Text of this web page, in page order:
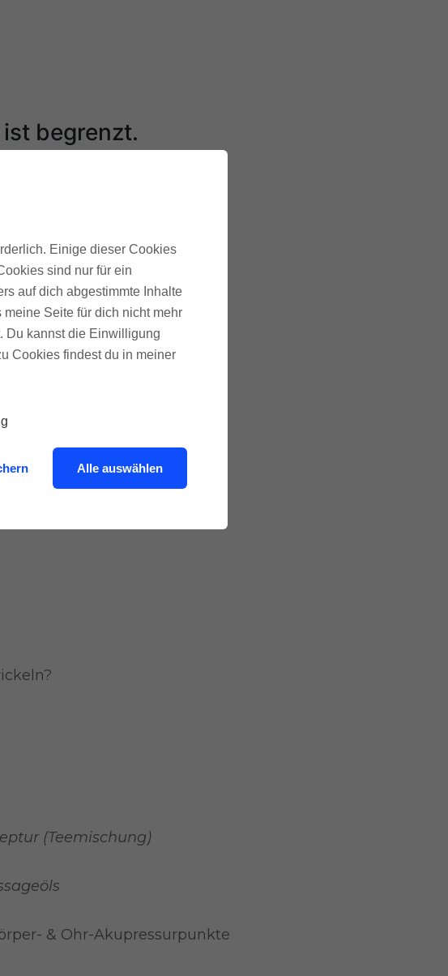
begrenzt.
(Teemischung)
& Ohr-Akupressurpunkte
Einige dieser Cookies
sind nur für ein
auf dich abgestimmte Inhalte
Seite für dich nicht mehr
Du kannst die Einwilligung
Cookies findest du in meiner
Alle auswählen